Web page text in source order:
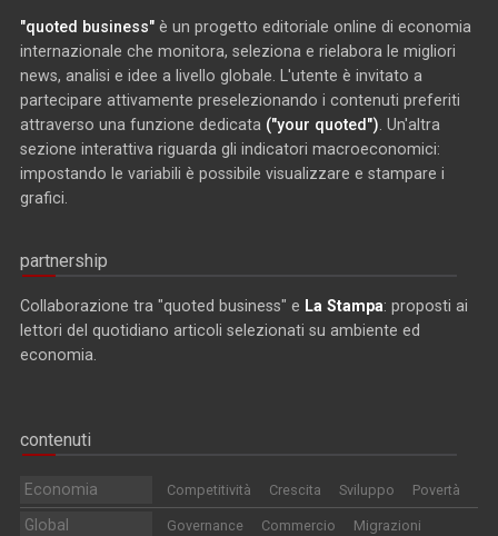
"quoted business" è un progetto editoriale online di economia
internazionale che monitora, seleziona e rielabora le migliori
news, analisi e idee a livello globale. L'utente è invitato a
partecipare attivamente preselezionando i contenuti preferiti
attraverso una funzione dedicata ("your quoted"). Un'altra
sezione interattiva riguarda gli indicatori macroeconomici:
impostando le variabili è possibile visualizzare e stampare i
grafici.
partnership
Collaborazione tra "quoted business" e La Stampa: proposti ai
lettori del quotidiano articoli selezionati su ambiente ed
economia.
contenuti
Economia Competitività Crescita Sviluppo Povertà
Global Governance Commercio Migrazioni